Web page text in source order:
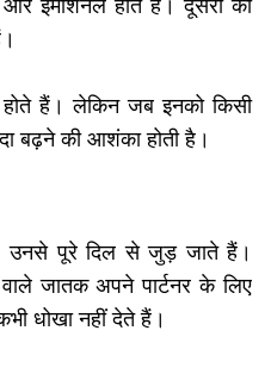
हैं। लेकिन जब इनको किसी
बढ़ने की आशंका होती है।
उनसे पूरे दिल से जुड़ जाते हैं।
जातक अपने पार्टनर के लिए
धोखा नहीं देते हैं।